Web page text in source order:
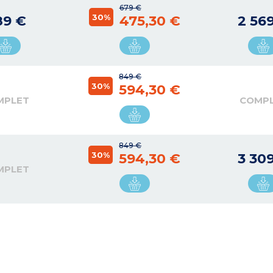
€
679 €
30% 475,30 € 2
849 €
30% 594,30 €
849 €
30% 594,30 € 3